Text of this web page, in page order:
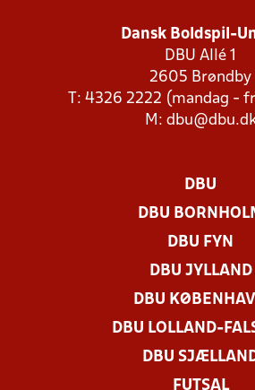
Dansk Boldspil-
DBU Allé 1
2605 Brøndby
T: 4326 2222 (mandag -
M:
DBU
DBU
DBU FYN
DBU JYLLAND
DBU
DBU LOLLAND-
DBU
FUTSAL